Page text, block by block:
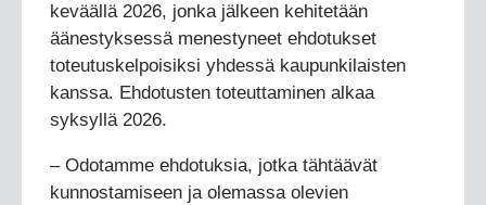
keväällä 2026, jonka jälkeen kehitetään
äänestyksessä menestyneet ehdotukset
toteutuskelpoisiksi yhdessä kaupunkilaisten
kanssa. Ehdotusten toteuttaminen alkaa
syksyllä 2026.
– Odotamme ehdotuksia, jotka tähtäävät
kunnostamiseen ja olemassa olevien